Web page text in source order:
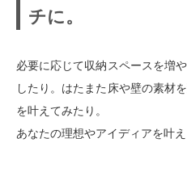
チに。
必要に応じて収納スペースを増
したり。はたまた床や壁の素材
を叶えてみたり。
あなたの理想やアイディアを叶